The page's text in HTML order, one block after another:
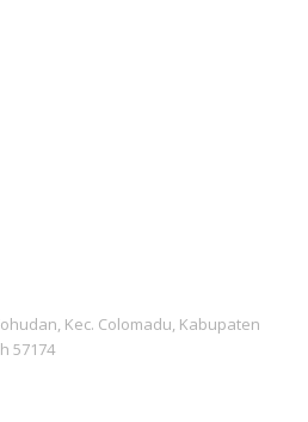
Kec. Colomadu, Kabupaten
57174